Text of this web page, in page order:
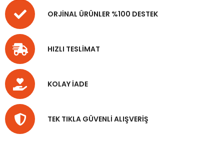
ORJİNAL ÜRÜNLER %100 DESTEK
HIZLI TESLİMAT
KOLAY İADE
TEK TIKLA GÜVENLİ ALIŞVERİŞ